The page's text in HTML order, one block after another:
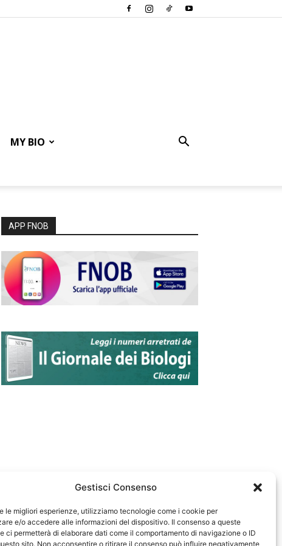
Gestisci Consenso
le migliori esperienze, utilizziamo tecnologie come i cookie per
e/o accedere alle informazioni del dispositivo. Il consenso a queste
ci permetterà di elaborare dati come il comportamento di navigazione o ID
sito. Non acconsentire o ritirare il consenso può influire negativamente
MY BIO
APP FNOB